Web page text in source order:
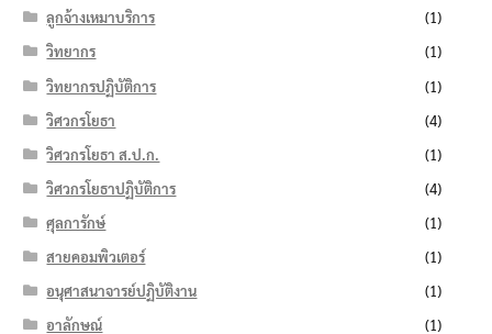
ลูกจ้างเหมาบริการ
(1)
วิทยากร
(1)
วิทยากรปฏิบัติการ
(1)
วิศวกรโยธา
(4)
วิศวกรโยธา ส.ป.ก.
(1)
วิศวกรโยธาปฏิบัติการ
(4)
ศุลการักษ์
(1)
สายคอมพิวเตอร์
(1)
อนุศาสนาจารย์ปฏิบัติงาน
(1)
อาลักษณ์
(1)